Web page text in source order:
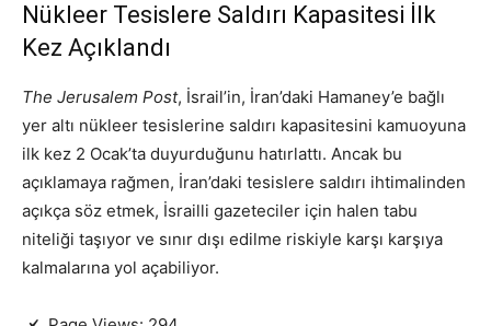
Nükleer Tesislere Saldırı Kapasitesi İlk
Kez Açıklandı
The Jerusalem Post, İsrail’in, İran’daki Hamaney’e bağlı
yer altı nükleer tesislerine saldırı kapasitesini kamuoyuna
ilk kez 2 Ocak’ta duyurduğunu hatırlattı. Ancak bu
açıklamaya rağmen, İran’daki tesislere saldırı ihtimalinden
açıkça söz etmek, İsrailli gazeteciler için halen tabu
niteliği taşıyor ve sınır dışı edilme riskiyle karşı karşıya
kalmalarına yol açabiliyor.